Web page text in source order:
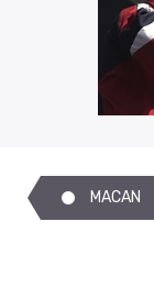
MACAN